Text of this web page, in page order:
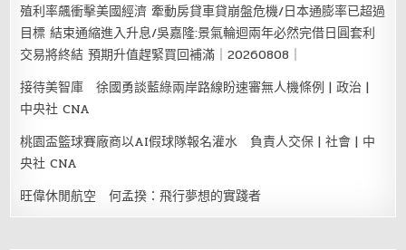
殖利率飆衝擊美國經濟 牽動房貸車貸崩盤危機/日本通膨率已超過
目標 結束通縮進入升息/吳嘉隆:景氣輪迴兩年必然完借日圓套利
交易將終結 預期升值趕緊買回補滿｜20260808｜
接待美智庫 徐國勇談藍綠兩岸路線盼速審無人機條例 | 政治 |
中央社 CNA
桃園盃籃球賽廠商以AI假球隊報名灌水 負責人交保 | 社會 | 中
央社 CNA
旺偉休閒航空 何孟揆：飛行夢想的實踐者